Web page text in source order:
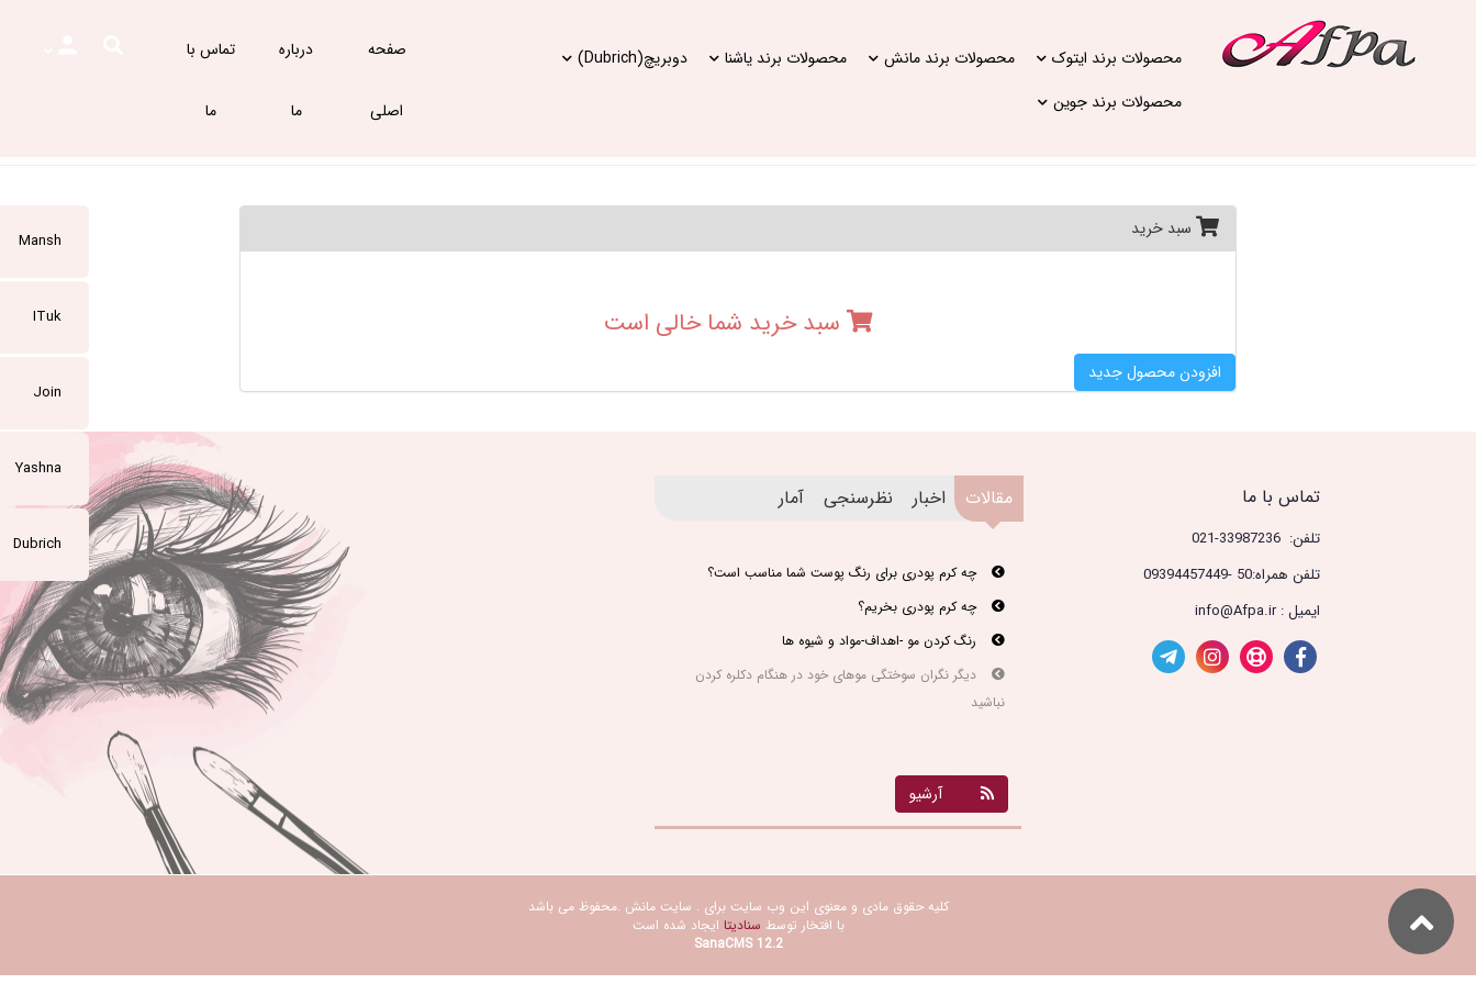
محصولات برند ایتوک محصولات برند مانش محصولات برند یاشنا
دوبریچ(Dubrich)
محصولات برند جوین
صفحه
اصلی
درباره
ما
تماس با
ما
Mansh
ITuk
Join
Yashna
Dubrich
سبد خرید
سبد خرید شما خالی است
افزودن محصول جدید
تماس با ما
تلفن: 33987236-021
تلفن همراه:50 -09394457449
ایمیل : info@Afpa.ir
مقالات اخبار نظرسنجی آمار
چه کرم پودری برای رنگ پوست شما مناسب است؟
چه کرم پودری بخریم؟
رنگ کردن مو -اهداف-مواد و شیوه ها
دیگر نگران سوختگی موهای خود در هنگام دکلره کردن
نباشید
آرشیو
کلیه حقوق مادی و معنوی این وب سایت برای . سایت مانش .محفوظ می باشد
با افتخار توسط سنادیتا ایجاد شده است
SanaCMS 12.2